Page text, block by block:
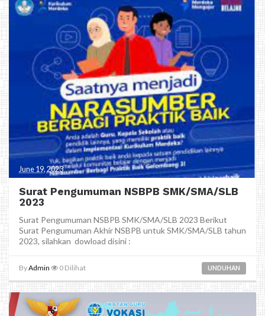
June 19, 2023
Surat Pengumuman NSBPB SMK/SMA/SLB
2023
Surat Pengumuman NSBPB SMK/SMA/SLB 2023 Berikut
Surat Pengumuman Akhir NSBPB untuk SMK/SMA/SLB tahun
2023, silahkan dowload disini :
ByAdmin 0 Dilihat UNDUHAN